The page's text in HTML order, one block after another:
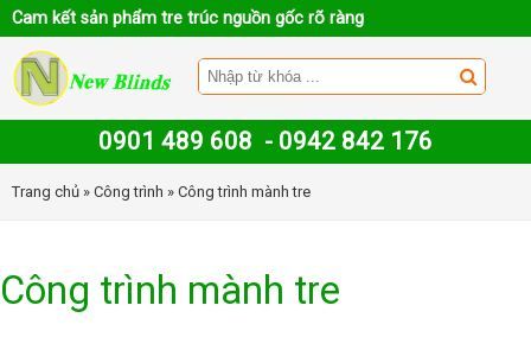
Cam kết sản phẩm tre trúc nguồn gốc rõ ràng
0901 489 608 - 0942 842 176
Trang chủ » Công trình » Công trình mành tre
Công trình mành tre